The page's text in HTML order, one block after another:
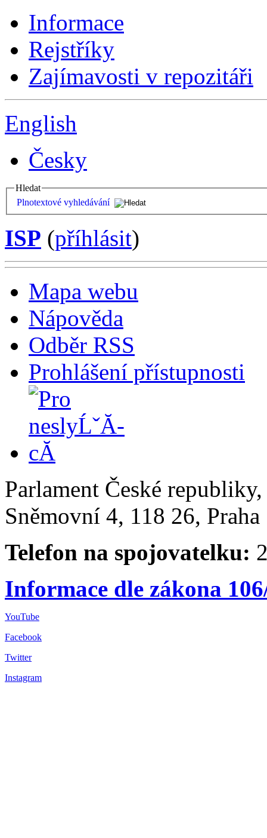
Informace
Rejstříky
Zajímavosti v repozitáři
English
Česky
Hledat
Plnotextové vyhledávání
ISP (příhlásit)
Mapa webu
Nápověda
Odběr RSS
Prohlášení přístupnosti
Parlament České
Sněmovní 4, 118 26,
Telefon na spojovatelku:
Informace dle zákona
YouTube
Facebook
Twitter
Instagram